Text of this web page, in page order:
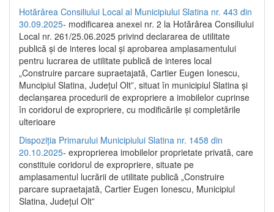
Hotărârea Consiliului Local al Municipiului Slatina nr. 443 din
30.09.2025- modificarea anexei nr. 2 la Hotărârea Consiliului
Local nr. 261/25.06.2025 privind declararea de utilitate
publică şi de interes local şi aprobarea amplasamentului
pentru lucrarea de utilitate publică de interes local
„Construire parcare supraetajată, Cartier Eugen Ionescu,
Muncipiul Slatina, Judeţul Olt”, situat în municipiul Slatina şi
declanşarea procedurii de expropriere a imobilelor cuprinse
în coridorul de expropriere, cu modificările şi completările
ulterioare
Dispoziția Primarului Municipiului Slatina nr. 1458 din
20.10.2025- exproprierea imobilelor proprietate privată, care
constituie coridorul de expropriere, situate pe
amplasamentul lucrării de utilitate publică „Construire
parcare supraetajată, Cartier Eugen Ionescu, Municipiul
Slatina, Județul Olt”